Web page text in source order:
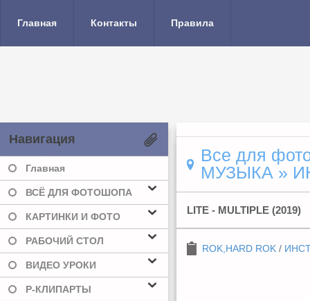
Главная Контакты Правила
Навигация
Главная
ВСЁ ДЛЯ ФОТОШОПА
КАРТИНКИ И ФОТО
РАБОЧИЙ СТОЛ
ВИДЕО УРОКИ
Р-КЛИПАРТЫ
Все для
МУЗЫКА »
LITE - MULTIPLE (2019)
ROK,HARD ROK /